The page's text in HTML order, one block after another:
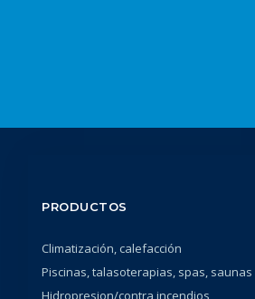
PRODUCTOS
Climatización, calefacción
Piscinas, talasoterapias, spas, saunas
Hidropresion/contra incendios